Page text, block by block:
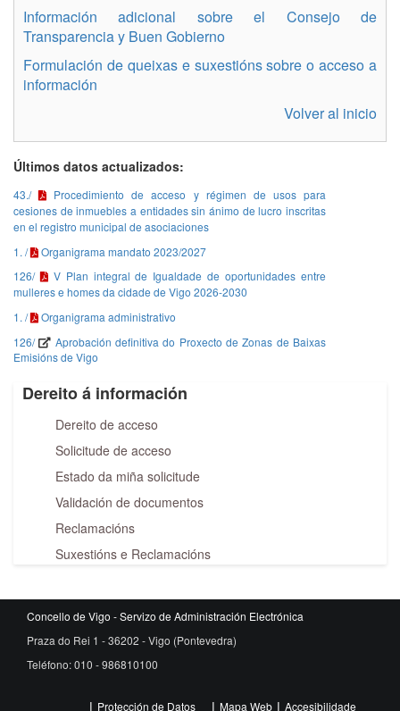
Información adicional sobre el Consejo de
Transparencia y Buen Gobierno
Formulación de queixas e suxestións sobre o acceso a
información
Volver al inicio
Últimos datos actualizados:
43./
Procedimiento de acceso y régimen de usos para
cesiones de inmuebles a entidades sin ánimo de lucro inscritas
en el registro municipal de asociaciones
1. /
Organigrama mandato 2023/2027
126/
V Plan integral de Igualdade de oportunidades entre
mulleres e homes da cidade de Vigo 2026-2030
1. /
Organigrama administrativo
126/
Aprobación definitiva do Proxecto de Zonas de Baixas
Emisións de Vigo
Dereito á información
Dereito de acceso
Solicitude de acceso
Estado da miña solicitude
Validación de documentos
Reclamacións
Suxestións e Reclamacións
Concello de Vigo - Servizo de Administración Electrónica
Praza do Rei 1 - 36202 - Vigo (Pontevedra)
Teléfono: 010 - 986810100
Protección de Datos Mapa Web Accesibilidade